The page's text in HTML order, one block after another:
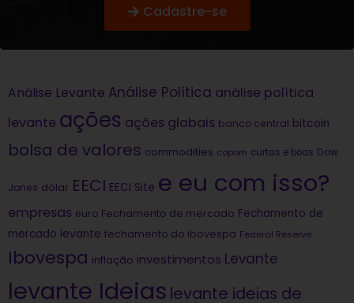
Cadastre-se
Análise Levante Análise Política análise política
levante ações ações globais banco central bitcoin
bolsa de valores commodities copom curtas e boas Dow
Jones dólar EECI EECI Site e eu com isso?
empresas euro Fechamento de mercado Fechamento de
mercado levante fechamento do ibovespa Federal Reserve
Ibovespa inflação investimentos Levante
levante Ideias levante ideias de